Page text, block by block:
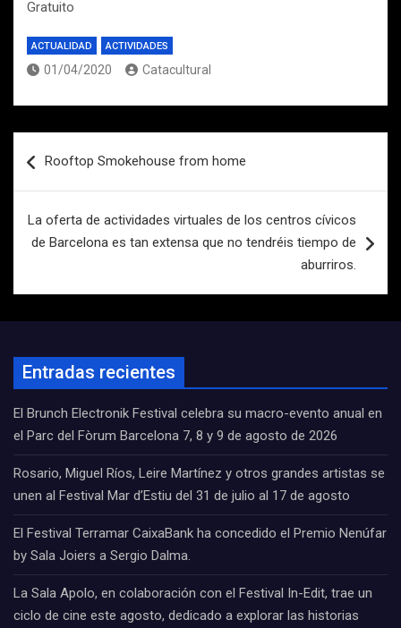
Gratuito
ACTUALIDAD ACTIVIDADES
01/04/2020 Catacultural
de
Rooftop Smokehouse from home
La oferta de actividades virtuales de los centros cívicos
de Barcelona es tan extensa que no tendréis tiempo de
aburriros.
Entradas recientes
El Brunch Electronik Festival celebra su macro-evento anual en
el Parc del Fòrum Barcelona 7, 8 y 9 de agosto de 2026
Rosario, Miguel Ríos, Leire Martínez y otros grandes artistas se
unen al Festival Mar d’Estiu del 31 de julio al 17 de agosto
El Festival Terramar CaixaBank ha concedido el Premio Nenúfar
by Sala Joiers a Sergio Dalma.
La Sala Apolo, en colaboración con el Festival In-Edit, trae un
ciclo de cine este agosto, dedicado a explorar las historias